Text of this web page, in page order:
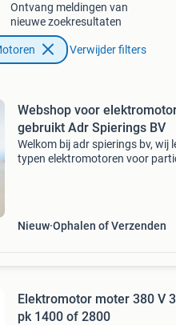
Ontvang meldingen van
nieuwe zoekresultaten
Verwijder filters
Webshop voor
gebruikt Adr Spierings BV
Welkom bij adr spierings bv, wij
typen elektromotoren voor
Nieuw Ophalen of Verzenden
Elektromotor moter 380 V
pk 1400 of 2800